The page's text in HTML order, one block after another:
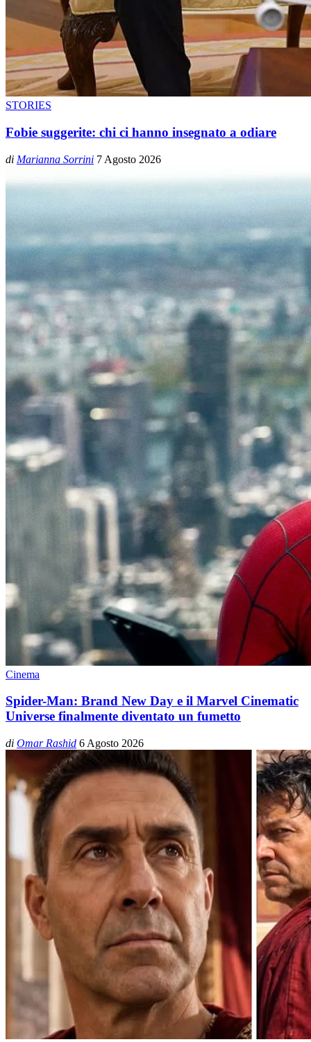
STORIES
Fobie suggerite: chi ci hanno insegnato a odiare
di Marianna Sorrini 7 Agosto 2026
Cinema
Spider-Man: Brand New Day e il Marvel Cinematic
Universe finalmente diventato un fumetto
di Omar Rashid 6 Agosto 2026